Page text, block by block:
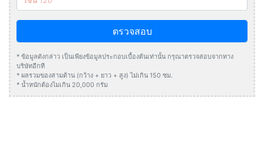
ตรวจสอบ
* ข้อมูลดังกล่าว เป็นเพียงข้อมูลประกอบเบื้องต้นเท่านั้น กรุณาตรวจสอบจากทาง
บริษัทอีกที
* ผลรวมของสามด้าน (กว้าง + ยาว + สูง) ไม่เกิน 150 ซม.
* น้ำหนักต้องไมเกิน 20,000 กรัม